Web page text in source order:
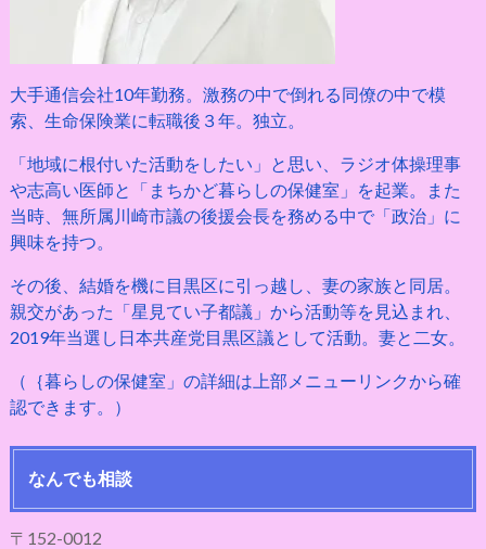
大手通信会社10年勤務。激務の中で倒れる同僚の中で模
索、生命保険業に転職後３年。独立。
「地域に根付いた活動をしたい」と思い、ラジオ体操理事
や志高い医師と「まちかど暮らしの保健室」を起業。また
当時、無所属川崎市議の後援会長を務める中で「政治」に
興味を持つ。
その後、結婚を機に目黒区に引っ越し、妻の家族と同居。
親交があった「星見てい子都議」から活動等を見込まれ、
2019年当選し日本共産党目黒区議として活動。妻と二女。
（｛暮らしの保健室」の詳細は上部メニューリンクから確
認できます。）
なんでも相談
〒152-0012